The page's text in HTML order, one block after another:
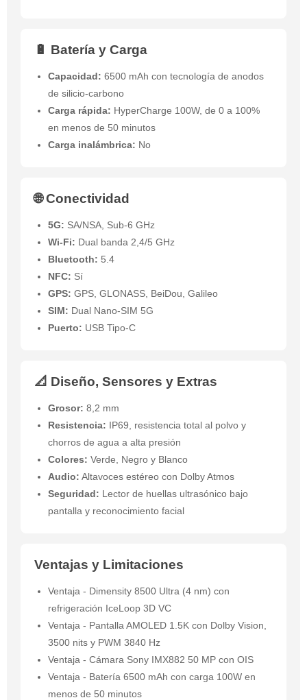
🔋 Batería y Carga
Capacidad: 6500 mAh con tecnología de anodos
de silicio-carbono
Carga rápida: HyperCharge 100W, de 0 a 100%
en menos de 50 minutos
Carga inalámbrica: No
🌐 Conectividad
5G: SA/NSA, Sub-6 GHz
Wi-Fi: Dual banda 2,4/5 GHz
Bluetooth: 5.4
NFC: Sí
GPS: GPS, GLONASS, BeiDou, Galileo
SIM: Dual Nano-SIM 5G
Puerto: USB Tipo-C
📐 Diseño, Sensores y Extras
Grosor: 8,2 mm
Resistencia: IP69, resistencia total al polvo y
chorros de agua a alta presión
Colores: Verde, Negro y Blanco
Audio: Altavoces estéreo con Dolby Atmos
Seguridad: Lector de huellas ultrasónico bajo
pantalla y reconocimiento facial
Ventajas y Limitaciones
Ventaja - Dimensity 8500 Ultra (4 nm) con
refrigeración IceLoop 3D VC
Ventaja - Pantalla AMOLED 1.5K con Dolby Vision,
3500 nits y PWM 3840 Hz
Ventaja - Cámara Sony IMX882 50 MP con OIS
Ventaja - Batería 6500 mAh con carga 100W en
menos de 50 minutos